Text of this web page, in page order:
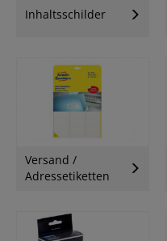
Inhaltsschilder
Versand /
Adressetiketten